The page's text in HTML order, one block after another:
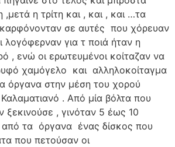
,μετά η τρίτη και , και , και …τα
σε αυτές που χόρευαν
για τ ποιά ήταν η
, ενώ οι ερωτευμένοι κοίταζαν να
χαμόγελο και αλληλοκοίταγμα
όργανα στην μέση του χορού
. Από μία βόλτα που
ξεκινούσε , γινόταν 5 έως 10
τα όργανα ένας δίσκος που
που πετούσαν οι